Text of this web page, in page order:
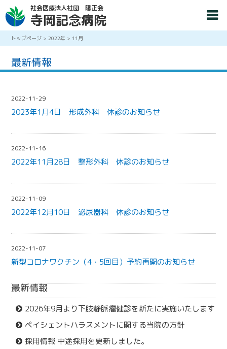
社会医療法人社団 陽正会
寺岡記念病院
トップページ >2022年 > 11月
最新情報
2022-11-29
2023年1月4日 形成外科 休診のお知らせ
2022-11-16
2022年11月28日 整形外科 休診のお知らせ
2022-11-09
2022年12月10日 泌尿器科 休診のお知らせ
2022-11-07
新型コロナワクチン（4・5回目）予約再開のお知らせ
最新情報
2026年9月より下肢静脈瘤健診を新たに実施いたします
ペイシェントハラスメントに関する当院の方針
採用情報 中途採用を更新しました。